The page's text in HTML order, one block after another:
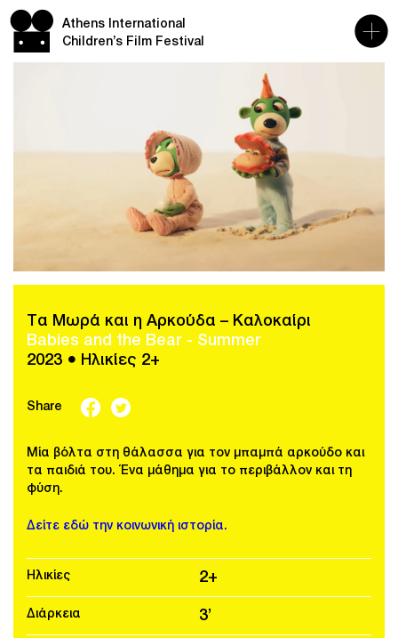
Athens International
Children’s Film Festival
Τα Μωρά και η Αρκούδα – Καλοκαίρι
Babies and the Bear - Summer
2023 ● Ηλικίες 2+
Share
Μία βόλτα στη θάλασσα για τον μπαμπά αρκούδο και
τα παιδιά του. Ένα μάθημα για το περιβάλλον και τη
φύση.
Δείτε εδώ την κοινωνική ιστορία.
Ηλικίες 2+
Διάρκεια 3’